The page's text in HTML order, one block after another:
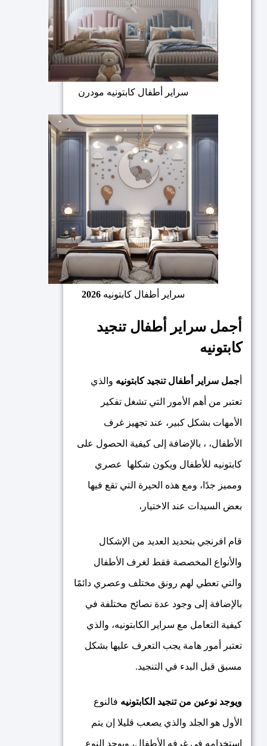
سراير أطفال كابتونيه مودرن
سراير أطفال كابتونيه 2026
أجمل سراير أطفال تنجيد
كابتونيه
جمل سراير أطفال تنجيد كابتونيه والذي
تعتبر من أهم الأمور التي تشغل تفكير
الأمهات بشكل كبير، عند تجهيز غرف
الأطفال، ، بالإضافة إلى كيفية الحصول على
كابتونيه للأطفال ويكون شكلها عصري
ومميز جدًا، ومع هذه الحيرة التي تقع فيها
بعض السيدات عند الاختيار،
قام افرنجي بتحديد العديد من الإشكال
والأنواع المخصصة فقط لغرف الأطفال
والتي تعطي لهم رونق مختلف وعصري دائمًا
بالإضافة إلى وجود عدة نصائح مختلفة في
كيفية التعامل مع سراير الكابتونيه، والذي
تعتبر أمور هامة يجب التعرف عليها بشكل
مسبق قبل البدء في التنجيد.
ويوجد نوعين من تنجيد الكابتونيه فالنوع
الأول هو الجلد والذي يصعب قليلا إن يتم
استخدامه في غرفه الأطفال، ويوجد النوع